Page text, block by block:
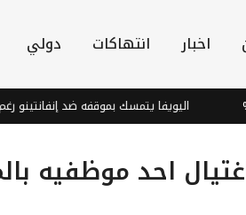
اخبار انتهاكات دولي
اليويفا يتمسك بموقفه ضد إنفانتينو رغم اعتذاره
احد موظفيه